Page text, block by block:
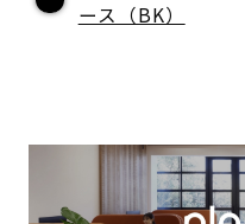
ース（BK）